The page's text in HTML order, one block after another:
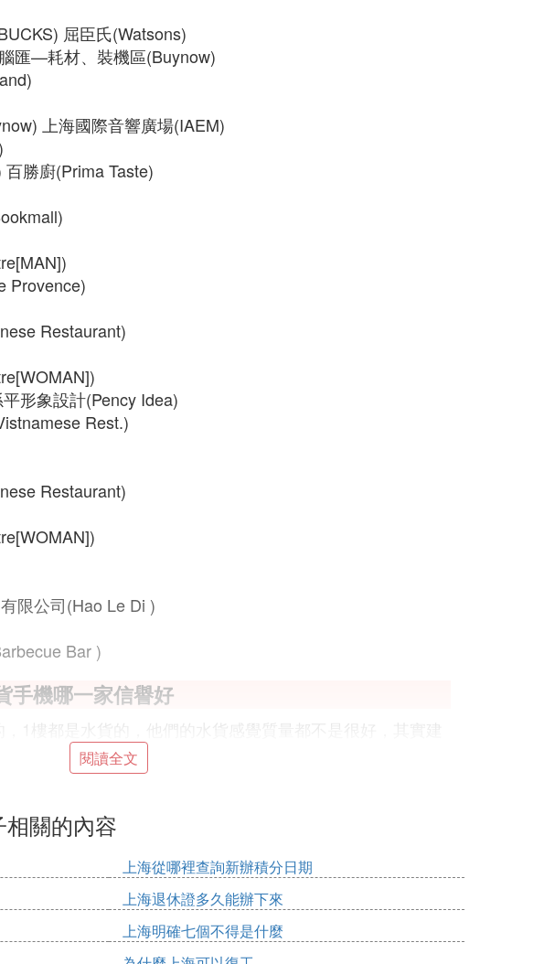
屈臣氏(Watsons)
匯—耗材、裝機區(Buynow)
上海國際音響廣場(IAEM)
勝廚(Prima Taste)
Provence)
Restaurant)
形象設計(Pency Idea)
Rest.)
Restaurant)
限公司(Hao Le Di )
Bar )
手機哪一家信譽好
，1樓都是水貨的，他們的水貨感覺質量都不是很好，其實建
也不便宜的....
羅城美食推薦：（店內商場美食大同小異僅供參考）
小吃比較全，美羅城樓上有鬥牛士、星巴克、DQ，從美羅
，咖啡店；
方：悄湘閣、大娘水餃對面還有四川酸辣粉挺好吃的，蘑菇
閱讀全文
關的內容
上海從哪裡查詢新辦積分日期
上海退休證多久能辦下來
上海明確七個不得是什麼